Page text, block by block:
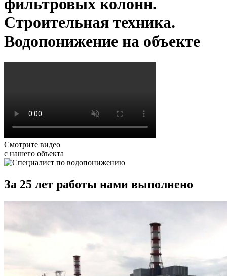
фильтровых колонн.
Строительная техника.
Водопонижение на объекте
Смотрите видео
с нашего объекта
За 25 лет работы нами выполнено